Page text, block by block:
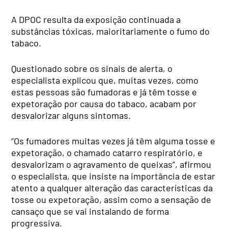
A DPOC resulta da exposição continuada a
substâncias tóxicas, maioritariamente o fumo do
tabaco.
Questionado sobre os sinais de alerta, o
especialista explicou que, muitas vezes, como
estas pessoas são fumadoras e já têm tosse e
expetoração por causa do tabaco, acabam por
desvalorizar alguns sintomas.
“Os fumadores muitas vezes já têm alguma tosse e
expetoração, o chamado catarro respiratório, e
desvalorizam o agravamento de queixas”, afirmou
o especialista, que insiste na importância de estar
atento a qualquer alteração das características da
tosse ou expetoração, assim como a sensação de
cansaço que se vai instalando de forma
progressiva.